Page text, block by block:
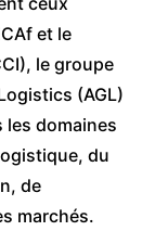
et le
le groupe
(AGL)
domaines
du
de
marchés.